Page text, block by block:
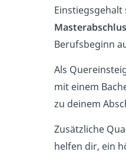
Berufsbeginn
Als
mit einem
zu deinem
Zusätzliche
helfen dir, ein